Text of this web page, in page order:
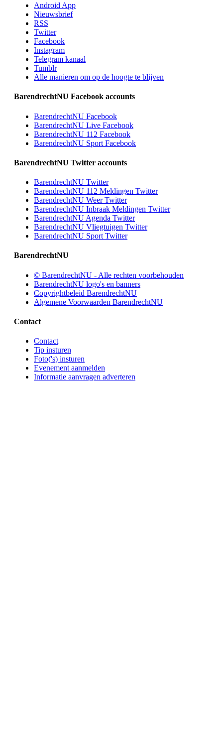
Android App
Nieuwsbrief
RSS
Twitter
Facebook
Instagram
Telegram kanaal
Tumblr
Alle manieren om op de hoogte te blijven
BarendrechtNU Facebook accounts
BarendrechtNU Facebook
BarendrechtNU Live Facebook
BarendrechtNU 112 Facebook
BarendrechtNU Sport Facebook
BarendrechtNU Twitter accounts
BarendrechtNU Twitter
BarendrechtNU 112 Meldingen Twitter
BarendrechtNU Weer Twitter
BarendrechtNU Inbraak Meldingen Twitter
BarendrechtNU Agenda Twitter
BarendrechtNU Vliegtuigen Twitter
BarendrechtNU Sport Twitter
BarendrechtNU
© BarendrechtNU - Alle rechten voorbehouden
BarendrechtNU logo's en banners
Copyrightbeleid BarendrechtNU
Algemene Voorwaarden BarendrechtNU
Contact
Contact
Tip insturen
Foto('s) insturen
Evenement aanmelden
Informatie aanvragen adverteren